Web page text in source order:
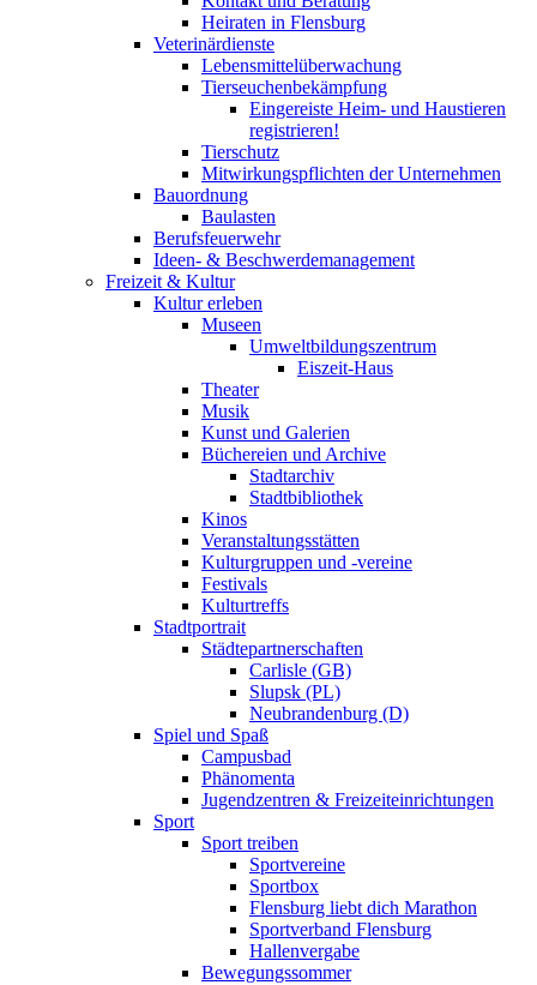
Heiraten in Flensburg
Veterinärdienste
Lebensmittelüberwachung
Tierseuchenbekämpfung
Eingereiste Heim- und Haustieren
registrieren!
Tierschutz
Mitwirkungspflichten der Unternehmen
Bauordnung
Baulasten
Berufsfeuerwehr
Ideen- & Beschwerdemanagement
Freizeit & Kultur
Kultur erleben
Museen
Umweltbildungszentrum
Eiszeit-Haus
Theater
Musik
Kunst und Galerien
Büchereien und Archive
Stadtarchiv
Stadtbibliothek
Kinos
Veranstaltungsstätten
Kulturgruppen und -vereine
Festivals
Kulturtreffs
Stadtportrait
Städtepartnerschaften
Carlisle (GB)
Slupsk (PL)
Neubrandenburg (D)
Spiel und Spaß
Campusbad
Phänomenta
Jugendzentren & Freizeiteinrichtungen
Sport
Sport treiben
Sportvereine
Sportbox
Flensburg liebt dich Marathon
Sportverband Flensburg
Hallenvergabe
Bewegungssommer